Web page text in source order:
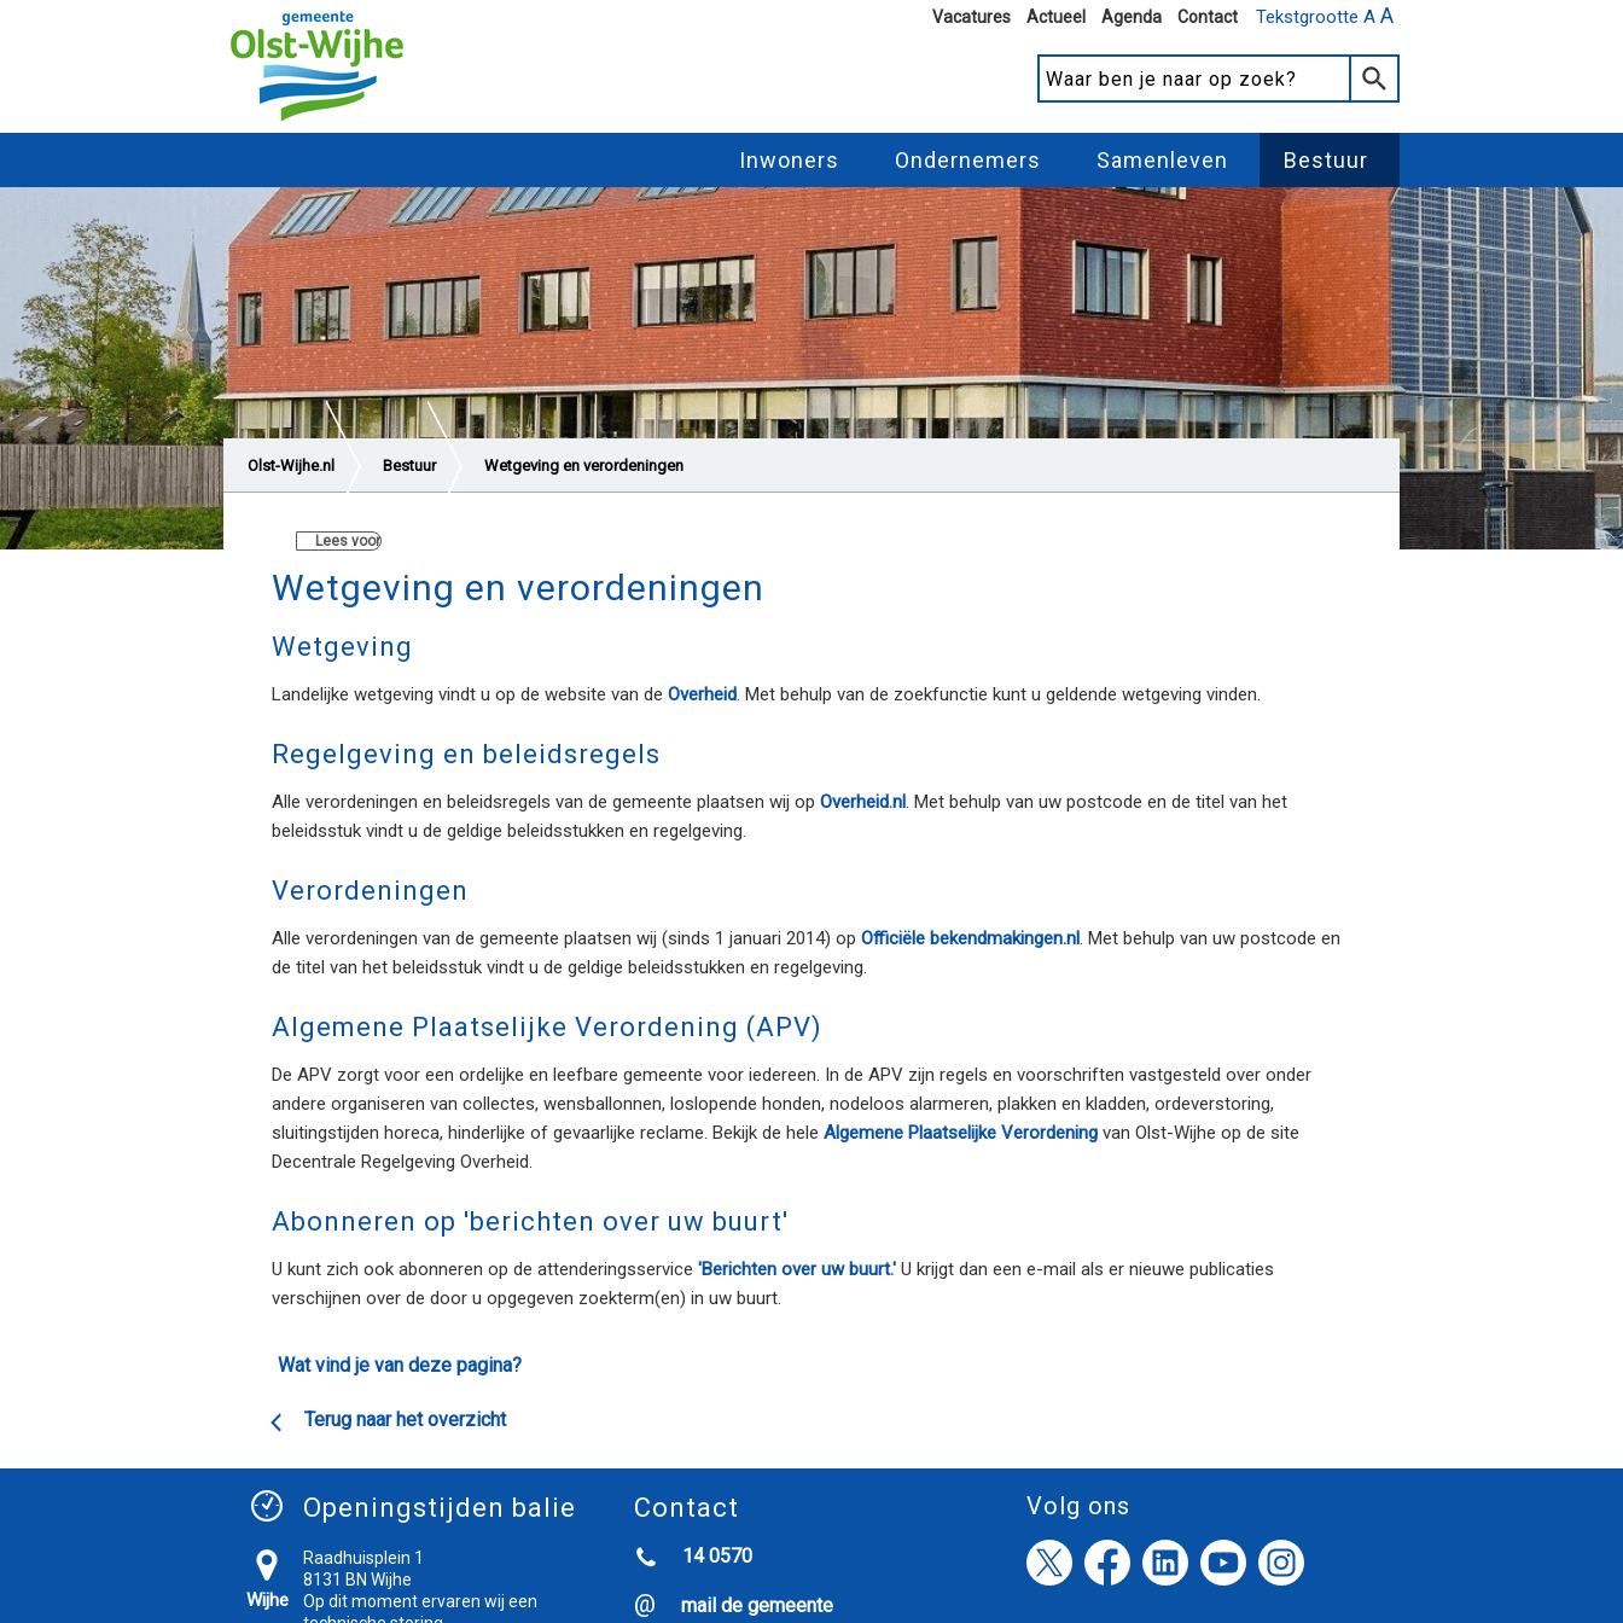
Tekstgrootte A A
Vacatures Actueel Agenda Contact
Inwoners Ondernemers Samenleven Bestuur
Olst-Wijhe.nl Bestuur Wetgeving en verordeningen
Lees voor
Wetgeving en verordeningen
Wetgeving
Landelijke wetgeving vindt u op de website van de Overheid. Met behulp van de zoekfunctie kunt u geldende wetgeving vinden.
Regelgeving en beleidsregels
Alle verordeningen en beleidsregels van de gemeente plaatsen wij op Overheid.nl. Met behulp van uw postcode en de titel van het
beleidsstuk vindt u de geldige beleidsstukken en regelgeving.
Verordeningen
Alle verordeningen van de gemeente plaatsen wij (sinds 1 januari 2014) op Officiële bekendmakingen.nl. Met behulp van uw postcode en
de titel van het beleidsstuk vindt u de geldige beleidsstukken en regelgeving.
Algemene Plaatselijke Verordening (APV)
De APV zorgt voor een ordelijke en leefbare gemeente voor iedereen. In de APV zijn regels en voorschriften vastgesteld over onder
andere organiseren van collectes, wensballonnen, loslopende honden, nodeloos alarmeren, plakken en kladden, ordeverstoring,
sluitingstijden horeca, hinderlijke of gevaarlijke reclame. Bekijk de hele Algemene Plaatselijke Verordening van Olst-Wijhe op de site
Decentrale Regelgeving Overheid.
Abonneren op 'berichten over uw buurt'
U kunt zich ook abonneren op de attenderingsservice 'Berichten over uw buurt.' U krijgt dan een e-mail als er nieuwe publicaties
verschijnen over de door u opgegeven zoekterm(en) in uw buurt.
Wat vind je van deze pagina?
Terug naar het overzicht
Openingstijden balie
Wijhe
Raadhuisplein 1
8131 BN Wijhe
Op dit moment ervaren wij een
Contact
14 0570
mail de gemeente
Volg ons